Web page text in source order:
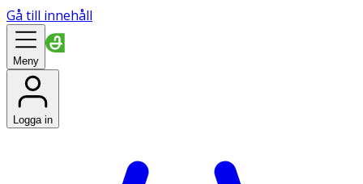
Gå till innehåll
Meny
Logga in